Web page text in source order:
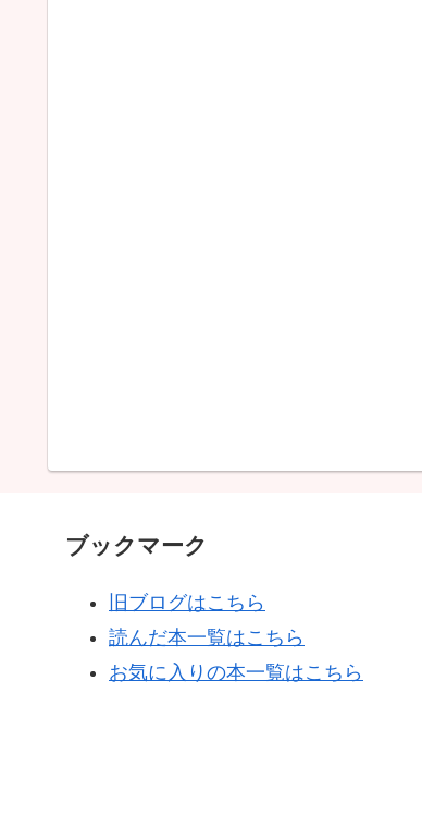
ブックマーク
旧ブログはこちら
読んだ本一覧はこちら
お気に入りの本一覧はこちら